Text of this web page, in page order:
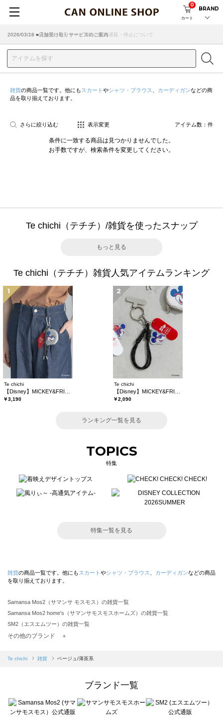
カート
0
BRAND
2026/07/29 ■【お知らせ】ヤマト運輸の配送遅延・停止について
2026/03/18 ■店舗受け取りサービスのご案内
雑貨の商品一覧です。他にも スカート やシャツ・ブラウス カーディガンなどの商
品を取り揃えております。
さらに絞り込む 表示変更 アイテム数： 件
条件に一致する商品は見つかりませんでした。
お手数ですが、検索条件を変更してください。
Te chichi（テチチ）/雑貨を使ったスナップ
もっと見る
Te chichi（テチチ）雑貨人気アイテムランキング
1
Te chichi
￥3,190
2
Te chichi
￥2,090
ランキング一覧を見る
TOPICS
特集
特集一覧を見る
雑貨の商品一覧です。他にも スカート やシャツ・ブラウス カーディガンなどの商品
を取り揃えております。
Samansa Mos2（サマンサ モスモス）の雑貨一覧
Samansa Mos2 home's（サマンサモスモスホームズ）の雑貨一覧
SM2（エスエムツー）の雑貨一覧
TSUHARU by Samansa Mos2（ツハルバイサマンサモスモス）の雑貨一覧
Samansa Mos2 blue（サマンサモスモス ブルー）の雑貨一覧
sō4ū（ソウフォーユー）の雑貨一覧
Te chichi（テチチ）の雑貨一覧
Te chichi CLASSIC（テチチ クラシック）の雑貨一覧
その他のブランド ＋
Te chichi 雑貨 ベージュ/薄茶系
ブランド一覧